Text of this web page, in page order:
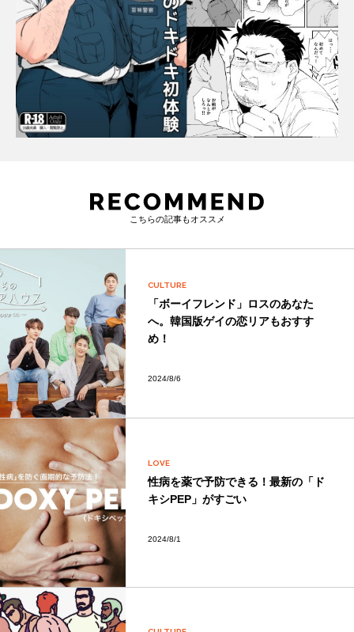
こちらの記事もオススメ
CULTURE
「ボーイフレンド」ロスのあなた
へ。韓国版ゲイの恋リアもおすす
め！
2024/8/6
LOVE
性病を薬で予防できる！最新の「ド
キシPEP」がすごい
2024/8/1